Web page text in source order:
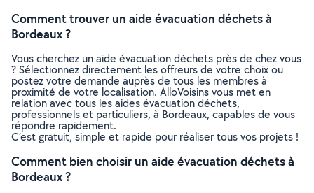
Comment trouver un aide évacuation déchets à
Bordeaux ?
Vous cherchez un aide évacuation déchets près de chez vous
? Sélectionnez directement les offreurs de votre choix ou
postez votre demande auprès de tous les membres à
proximité de votre localisation. AlloVoisins vous met en
relation avec tous les aides évacuation déchets,
professionnels et particuliers, à Bordeaux, capables de vous
répondre rapidement.
C’est gratuit, simple et rapide pour réaliser tous vos projets !
Comment bien choisir un aide évacuation déchets à
Bordeaux ?